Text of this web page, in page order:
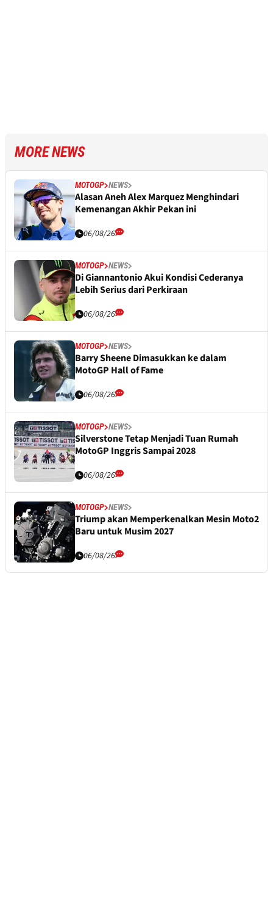
MORE NEWS
MOTOGP NEWS
Alasan Aneh Alex Marquez Menghindari
Kemenangan Akhir Pekan ini
06/08/26
MOTOGP NEWS
Di Giannantonio Akui Kondisi Cederanya
Lebih Serius dari Perkiraan
06/08/26
MOTOGP NEWS
Barry Sheene Dimasukkan ke dalam
MotoGP Hall of Fame
06/08/26
MOTOGP NEWS
Silverstone Tetap Menjadi Tuan Rumah
MotoGP Inggris Sampai 2028
06/08/26
MOTOGP NEWS
Triump akan Memperkenalkan Mesin Moto2
Baru untuk Musim 2027
06/08/26